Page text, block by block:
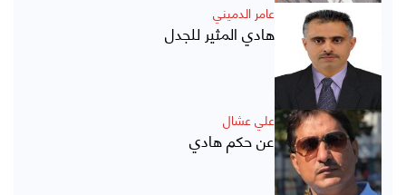
عامر الدميني
هادي المثير للجدل
علي عشال
عن حكم هادي